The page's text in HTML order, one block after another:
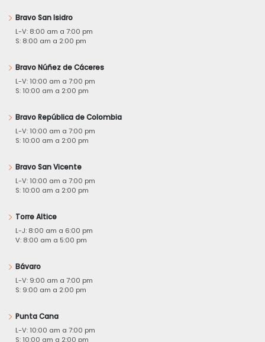
Bravo San Isidro
L-V: 8:00 am a 7:00 pm
S: 8:00 am a 2:00 pm
Bravo Núñez de Cáceres
L-V: 10:00 am a 7:00 pm
S: 10:00 am a 2:00 pm
Bravo República de Colombia
L-V: 10:00 am a 7:00 pm
S: 10:00 am a 2:00 pm
Bravo San Vicente
L-V: 10:00 am a 7:00 pm
S: 10:00 am a 2:00 pm
Torre Altice
L-J: 8:00 am a 6:00 pm
V: 8:00 am a 5:00 pm
Bávaro
L-V: 9:00 am a 7:00 pm
S: 9:00 am a 2:00 pm
Punta Cana
L-V: 10:00 am a 7:00 pm
S: 10:00 am a 2:00 pm